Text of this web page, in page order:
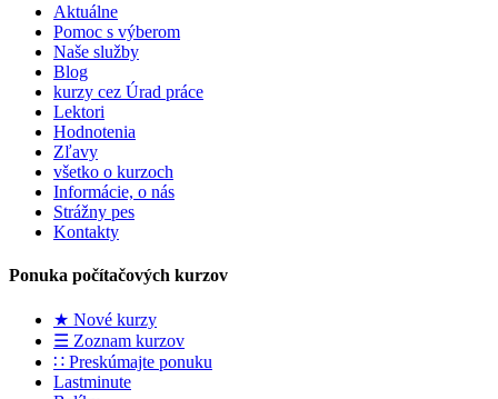
Aktuálne
Pomoc s výberom
Naše služby
Blog
kurzy cez Úrad práce
Lektori
Hodnotenia
Zľavy
všetko o kurzoch
Informácie, o nás
Strážny pes
Kontakty
Ponuka počítačových kurzov
★ Nové kurzy
☰ Zoznam kurzov
∷ Preskúmajte ponuku
Lastminute